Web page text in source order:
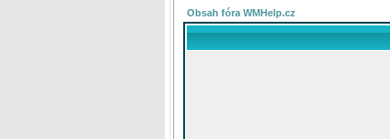
Obsah fóra WMHelp.cz